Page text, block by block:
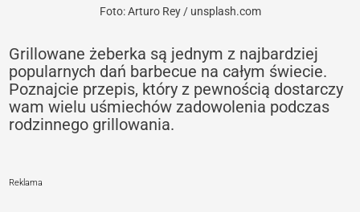
Foto: Arturo Rey / unsplash.com
Grillowane żeberka są jednym z najbardziej
popularnych dań barbecue na całym świecie.
Poznajcie przepis, który z pewnością dostarczy
wam wielu uśmiechów zadowolenia podczas
rodzinnego grillowania.
Reklama